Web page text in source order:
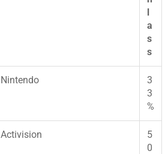
l
a
s
s
Nintendo
3
3
%
Activision
5
0